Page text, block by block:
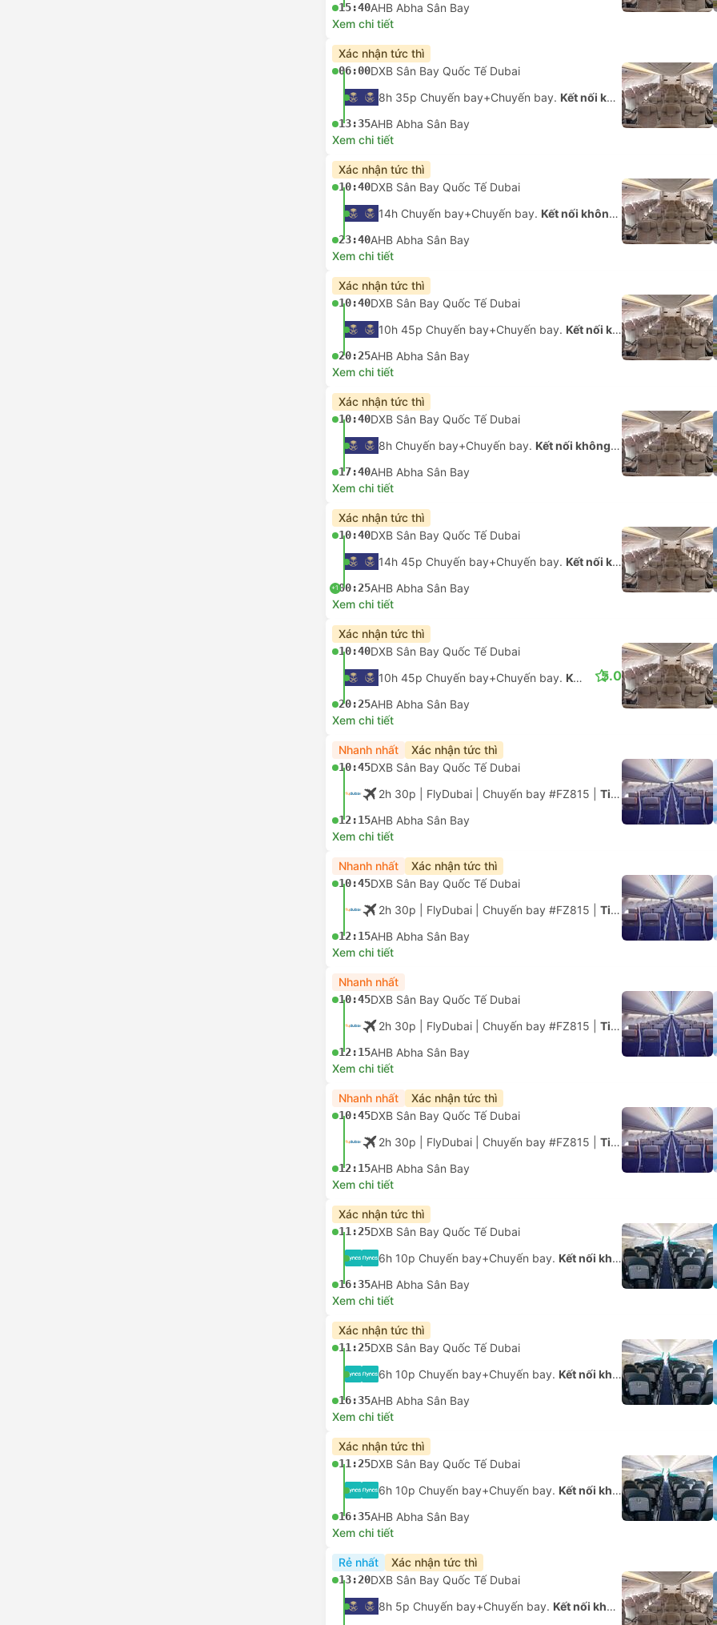
15:40AHB Abha Sân Bay
Xem chi tiết
Xác nhận tức thì
06:00DXB Sân Bay Quốc Tế Dubai
8h 35p Chuyến bay+Chuyến bay. Kết nối không được đảm bảo
13:35AHB Abha Sân Bay
Xem chi tiết
Xác nhận tức thì
10:40DXB Sân Bay Quốc Tế Dubai
14h Chuyến bay+Chuyến bay. Kết nối không được đảm bảo
23:40AHB Abha Sân Bay
Xem chi tiết
Xác nhận tức thì
10:40DXB Sân Bay Quốc Tế Dubai
10h 45p Chuyến bay+Chuyến bay. Kết nối không được đảm bảo
20:25AHB Abha Sân Bay
Xem chi tiết
Xác nhận tức thì
10:40DXB Sân Bay Quốc Tế Dubai
8h Chuyến bay+Chuyến bay. Kết nối không được đảm bảo
17:40AHB Abha Sân Bay
Xem chi tiết
Xác nhận tức thì
10:40DXB Sân Bay Quốc Tế Dubai
14h 45p Chuyến bay+Chuyến bay. Kết nối không được đảm bảo
+100:25AHB Abha Sân Bay
Xem chi tiết
Xác nhận tức thì
10:40DXB Sân Bay Quốc Tế Dubai
10h 45p Chuyến bay+Chuyến bay. Kết nối không được đảm bảo
20:25AHB Abha Sân Bay
5.0
Xem chi tiết
Nhanh nhất Xác nhận tức thì
10:45DXB Sân Bay Quốc Tế Dubai
2h 30p | FlyDubai Chuyến bay #FZ815 Tiết kiệm
12:15AHB Abha Sân Bay
Xem chi tiết
Nhanh nhất Xác nhận tức thì
10:45DXB Sân Bay Quốc Tế Dubai
2h 30p | FlyDubai Chuyến bay #FZ815 Tiết kiệm
12:15AHB Abha Sân Bay
Xem chi tiết
Nhanh nhất
10:45DXB Sân Bay Quốc Tế Dubai
2h 30p | FlyDubai Chuyến bay #FZ815 Tiết kiệm
12:15AHB Abha Sân Bay
Xem chi tiết
Nhanh nhất Xác nhận tức thì
10:45DXB Sân Bay Quốc Tế Dubai
2h 30p | FlyDubai Chuyến bay #FZ815 Tiết kiệm
12:15AHB Abha Sân Bay
Xem chi tiết
Xác nhận tức thì
11:25DXB Sân Bay Quốc Tế Dubai
6h 10p Chuyến bay+Chuyến bay. Kết nối không được đảm bảo
16:35AHB Abha Sân Bay
Xem chi tiết
Xác nhận tức thì
11:25DXB Sân Bay Quốc Tế Dubai
6h 10p Chuyến bay+Chuyến bay. Kết nối không được đảm bảo
16:35AHB Abha Sân Bay
Xem chi tiết
Xác nhận tức thì
11:25DXB Sân Bay Quốc Tế Dubai
6h 10p Chuyến bay+Chuyến bay. Kết nối không được đảm bảo
16:35AHB Abha Sân Bay
Xem chi tiết
Rẻ nhất Xác nhận tức thì
13:20DXB Sân Bay Quốc Tế Dubai
8h 5p Chuyến bay+Chuyến bay. Kết nối không được đảm bảo